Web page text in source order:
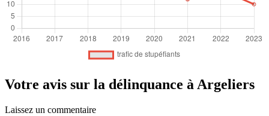
Votre avis sur la délinquance à Argeliers
Laissez un commentaire